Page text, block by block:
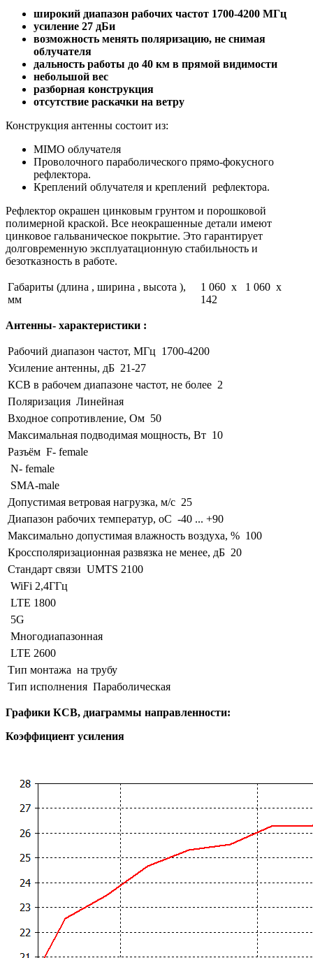
широкий диапазон рабочих частот 1700-4200 МГц
усиление 27 дБи
возможность менять поляризацию, не снимая
облучателя
дальность работы до 40 км в прямой видимости
небольшой вес
разборная конструкция
отсутствие раскачки на ветру
Конструкция антенны состоит из:
MIMO облучателя
Проволочного параболического прямо-фокусного
рефлектора.
Креплений облучателя и креплений рефлектора.
Рефлектор окрашен цинковым грунтом и порошковой
полимерной краской. Все неокрашенные детали имеют
цинковое гальваническое покрытие. Это гарантирует
долговременную эксплуатационную стабильность и
безотказность в работе.
Габариты (длина , ширина , высота ),
мм
1 060 x 1 060 x
142
Антенны- характеристики :
Рабочий диапазон частот, МГц 1700-4200
Усиление антенны, дБ 21-27
КСВ в рабочем диапазоне частот, не более 2
Поляризация Линейная
Входное сопротивление, Ом 50
Максимальная подводимая мощность, Вт 10
Разъём F- female
N- female
SMA-male
Допустимая ветровая нагрузка, м/с 25
Диапазон рабочих температур, оС -40 ... +90
Максимально допустимая влажность воздуха, % 100
Кроссполяризационная развязка не менее, дБ 20
Стандарт связи UMTS 2100
WiFi 2,4ГГц
LTE 1800
5G
Многодиапазонная
LTE 2600
Тип монтажа на трубу
Тип исполнения Параболическая
Графики КСВ, диаграммы направленности:
Коэффициент усиления